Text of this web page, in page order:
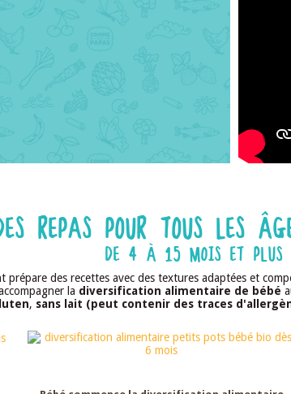
REPAS POUR TOUS LES
DE 4 À 15 MOIS ET PLUS
des recettes avec des textures adaptées et
la diversification alimentaire de bébé
, sans lait (peut contenir des traces